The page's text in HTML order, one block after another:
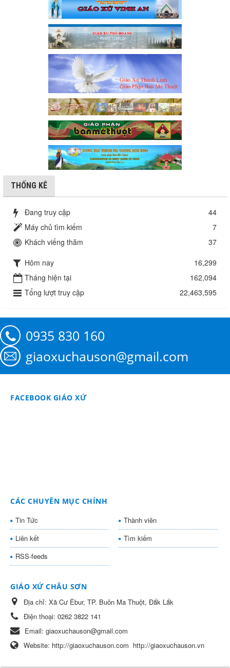
THỐNG KÊ
Đang truy cập
44
Máy chủ tìm kiếm
7
Khách viếng thăm
37
Hôm nay
16,299
Tháng hiện tại
162,094
Tổng lượt truy cập
22,463,595
0935 830 160
giaoxuchauson@gmail.com
FACEBOOK GIÁO XỨ
CÁC CHUYÊN MỤC CHÍNH
Tin Tức
Thành viên
Liên kết
Tìm kiếm
RSS-feeds
GIÁO XỨ CHÂU SƠN
Địa chỉ: Xã Cư Êbur, TP. Buôn Ma Thuột, Đắk Lắk
Điện thoại: 0262 3822 141
Email: giaoxuchauson@gmail.com
Website: http://giaoxuchauson.com http://giaoxuchauson.vn